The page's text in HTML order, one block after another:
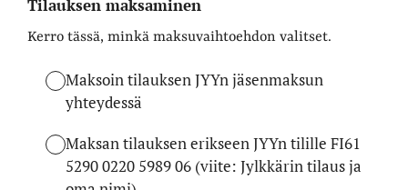
Tilauksen maksaminen
Kerro tässä, minkä maksuvaihtoehdon valitset.
Maksoin tilauksen JYYn jäsenmaksun
yhteydessä
Maksan tilauksen erikseen JYYn tilille FI61
5290 0220 5989 06 (viite: Jylkkärin tilaus ja